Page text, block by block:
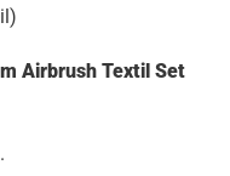
Airbrush Textil Set